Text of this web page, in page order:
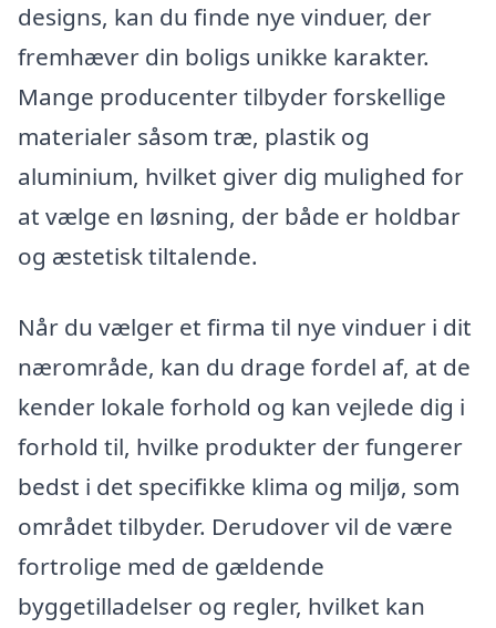
designs, kan du finde nye vinduer, der
fremhæver din boligs unikke karakter.
Mange producenter tilbyder forskellige
materialer såsom træ, plastik og
aluminium, hvilket giver dig mulighed for
at vælge en løsning, der både er holdbar
og æstetisk tiltalende.
Når du vælger et firma til nye vinduer i dit
nærområde, kan du drage fordel af, at de
kender lokale forhold og kan vejlede dig i
forhold til, hvilke produkter der fungerer
bedst i det specifikke klima og miljø, som
området tilbyder. Derudover vil de være
fortrolige med de gældende
byggetilladelser og regler, hvilket kan